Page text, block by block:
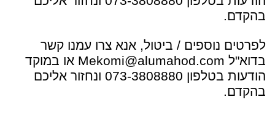
בהקדם.
לפרטים נוספים / ביטול, אנא צרו עמנו קשר
בדוא"ל Mekomi@alumahod.com או במוקד
הודעות בטלפון 073-3808880 ונחזור אליכם
בהקדם.